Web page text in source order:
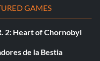
GAMES
2: Heart of Chornobyl
de la Bestia